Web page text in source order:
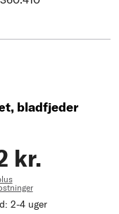
bladfjeder
kr.
2-4 uger